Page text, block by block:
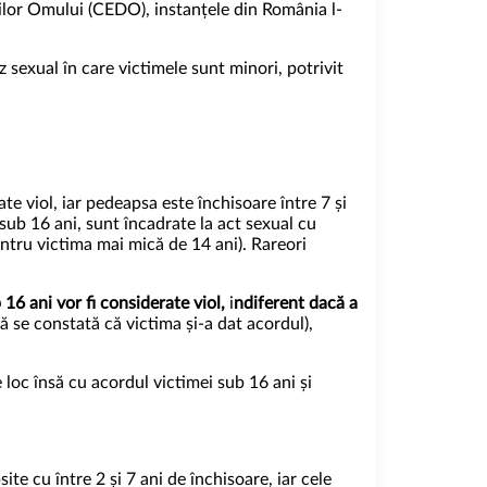
Omului (CEDO), instanțele din România l-
sexual în care victimele sunt minori, potrivit
viol, iar pedeapsa este închisoare între 7 și
16 ani, sunt încadrate la act sexual cu
victima mai mică de 14 ani). Rareori
16 ani vor fi considerate viol, indiferent dacă a
se constată că victima și-a dat acordul),
însă cu acordul victimei sub 16 ani și
cu între 2 și 7 ani de închisoare, iar cele